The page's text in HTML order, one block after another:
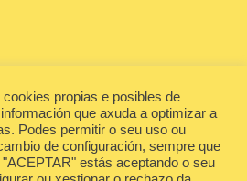
propias e posibles de
que axuda a optimizar a
Podes permitir o seu uso ou
de configuración, sempre que
estás aceptando o seu